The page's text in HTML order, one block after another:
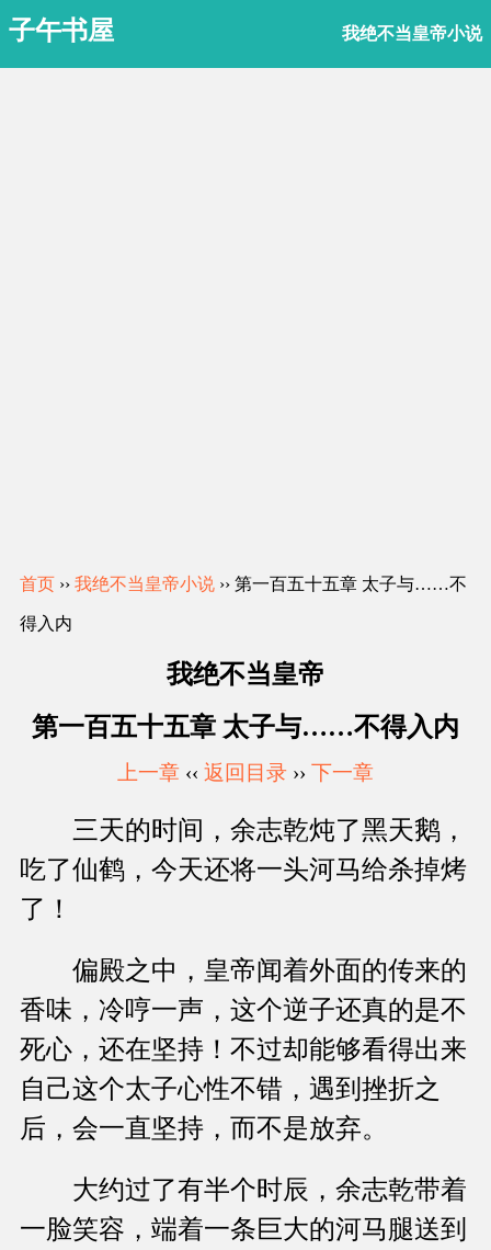
子午书屋 我绝不当皇帝小说
首页 ›› 我绝不当皇帝小说 ›› 第一百五十五章 太子与……不
得入内
我绝不当皇帝
第一百五十五章 太子与……不得入内
上一章 ‹‹ 返回目录 ›› 下一章
三天的时间，余志乾炖了黑天鹅，
吃了仙鹤，今天还将一头河马给杀掉烤
了！
偏殿之中，皇帝闻着外面的传来的
香味，冷哼一声，这个逆子还真的是不
死心，还在坚持！不过却能够看得出来
自己这个太子心性不错，遇到挫折之
后，会一直坚持，而不是放弃。
大约过了有半个时辰，余志乾带着
一脸笑容，端着一条巨大的河马腿送到